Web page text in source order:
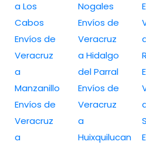
a Los
Cabos
Envíos de
Veracruz
a
Manzanillo
Envíos de
Veracruz
a
Nogales
Envíos de
Veracruz
a Hidalgo
del Parral
Envíos de
Veracruz
a
Huixquilucan